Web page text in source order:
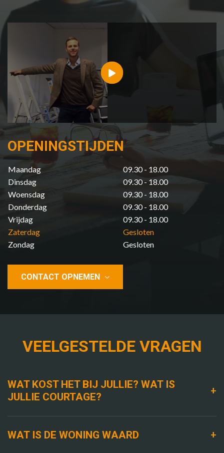
OPENINGSTIJDEN
Maandag
09.30 - 18.00
Dinsdag
09.30 - 18.00
Woensdag
09.30 - 18.00
Donderdag
09.30 - 18.00
Vrijdag
09.30 - 18.00
Zaterdag
Gesloten
Zondag
Gesloten
CONTACT OPNEMEN
VEELGESTELDE VRAGEN
WAT KOST HET BIJ JULLIE? WAT IS
JULLIE COURTAGE?
+
WAT IS DE WONING WAARD +